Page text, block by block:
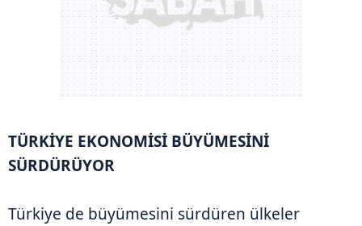
TÜRKİYE EKONOMİSİ BÜYÜMESİNİ
SÜRDÜRÜYOR
Türkiye de büyümesini sürdüren ülkeler